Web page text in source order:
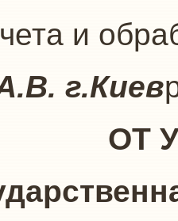
и
г.Киев